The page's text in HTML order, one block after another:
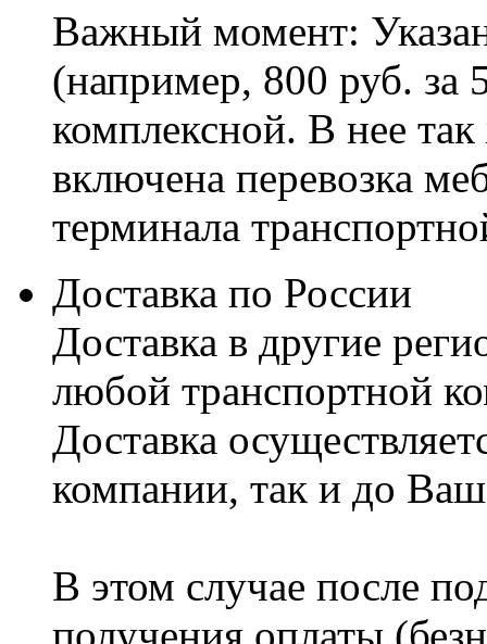
Важный момент:
(например, 800 руб. за
комплексной. В нее
включена перевозка
терминала
Доставка по России
Доставка в другие
любой транспортной
Доставка
компании, так и до
В этом случае после